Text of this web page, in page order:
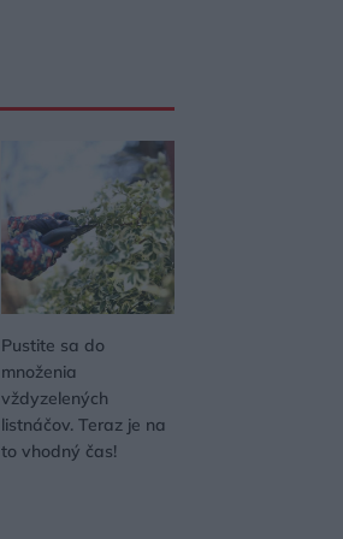
Pustite sa do
množenia
vždyzelených
listnáčov. Teraz je na
to vhodný čas!